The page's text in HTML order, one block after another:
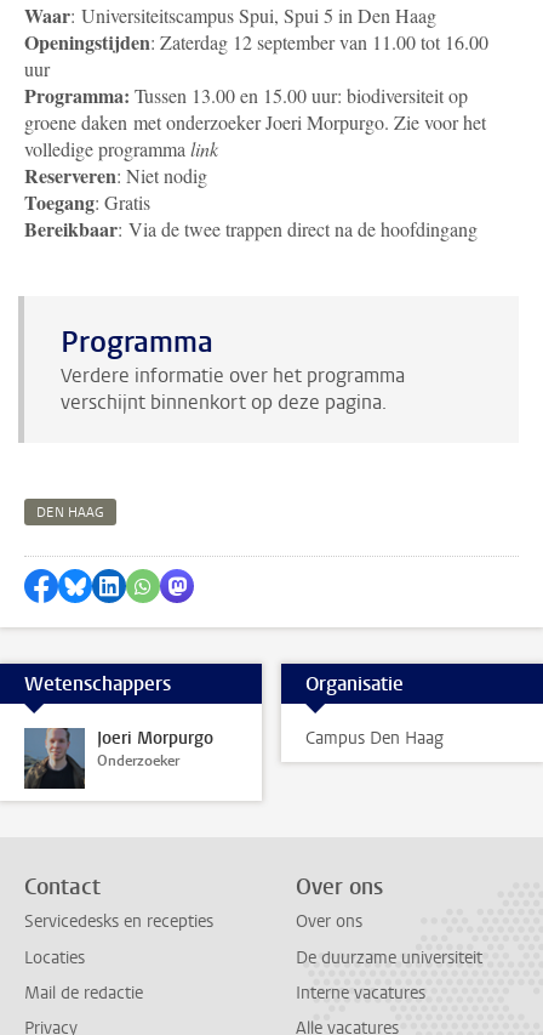
Waar: Universiteitscampus Spui, Spui 5 in Den Haag
Openingstijden: Zaterdag 12 september van 11.00 tot 16.00
uur
Programma: Tussen 13.00 en 15.00 uur: biodiversiteit op
groene daken met onderzoeker Joeri Morpurgo. Zie voor het
volledige programma link
Reserveren: Niet nodig
Toegang: Gratis
Bereikbaar: Via de twee trappen direct na de hoofdingang
Programma
Verdere informatie over het programma
verschijnt binnenkort op deze pagina.
DEN HAAG
Delen op Facebook
Delen via Bluesky
Delen op LinkedIn
Delen via WhatsApp
Delen via Mastodon
Wetenschappers
Joeri Morpurgo
Onderzoeker
Organisatie
Campus Den Haag
Contact
Servicedesks en recepties
Locaties
Mail de redactie
Privacy
Over ons
Over ons
De duurzame universiteit
Interne vacatures
Alle vacatures